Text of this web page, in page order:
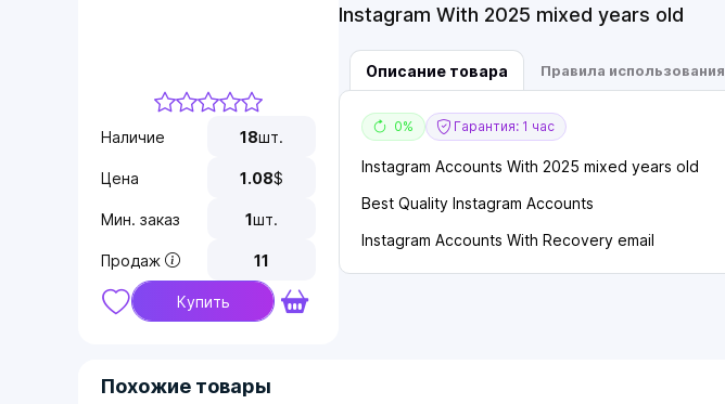
Наличие 18шт.
Цена 1.08$
Мин. заказ 1шт.
Продаж 11
Купить
Instagram With 2025 mixed years old
Описание товара Правила использования
0% Гарантия: 1 час
Instagram Accounts With 2025 mixed years old
Best Quality Instagram Accounts
Instagram Accounts With Recovery email
Похожие товары